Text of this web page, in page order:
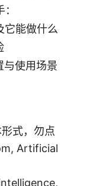
它能做什么
与使用场景
式，勿点
Artificial